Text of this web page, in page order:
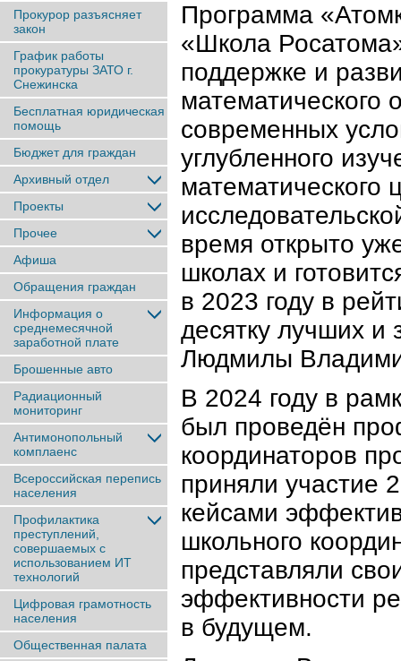
Прокурор разъясняет
закон
График работы
прокуратуры ЗАТО г.
Снежинска
Бесплатная юридическая
помощь
Бюджет для граждан
Архивный отдел
Проекты
Прочее
Афиша
Обращения граждан
Информация о
среднемесячной
заработной плате
Брошенные авто
Радиационный
мониторинг
Антимонопольный
комплаенс
Всероссийская перепись
населения
Профилактика
преступлений,
совершаемых с
использованием ИТ
технологий
Цифровая грамотность
населения
Общественная палата
Программа
«Школа
поддержке и
математического
современных
углубленного
математического
время открыто
школах и
в 2023 году в
десятку лучших и
Людмилы
В 2024 году в
был проведён
координаторов
приняли участие
кейсами
школьного
представляли
эффективности
в будущем.